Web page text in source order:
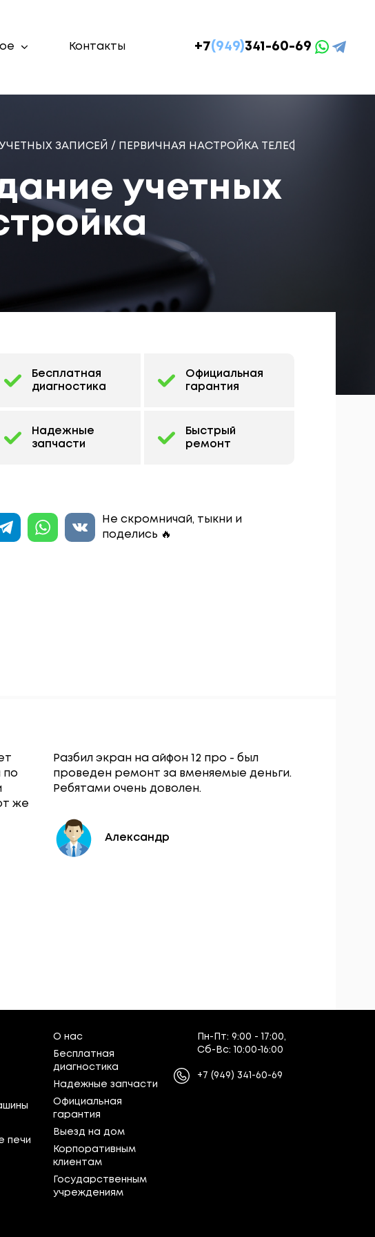
Контакты +7(949)341-60-69
УЧЕТНЫХ ЗАПИСЕЙ / ПЕРВИЧНАЯ НАСТРОЙКА ТЕЛЕФОНА
учетных
Бесплатная
диагностика
Официальная
гарантия
Надежные
запчасти
Быстрый
ремонт
Не скромничай, тыкни и
поделись 🔥
по
же
Разбил экран на айфон 12 про - был
проведен ремонт за вменяемые деньги.
Ребятами очень доволен.
Александр
печи
О нас
Бесплатная
диагностика
Надежные запчасти
Официальная
гарантия
Выезд на дом
Корпоративным
клиентам
Государственным
учреждениям
Пн-Пт: 9:00 - 17:00,
Сб-Вс: 10:00-16:00
+7 (949) 341-60-69